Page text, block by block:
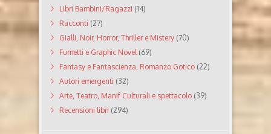
Libri Bambini/Ragazzi (14)
Racconti (27)
Gialli, Noir, Horror, Thriller e Mistery (70)
Fumetti e Graphic Novel(69)
Fantasy e Fantascienza, Romanzo Gotico (22)
Autori emergenti (32)
Arte, Teatro, Manif Culturali e spettacolo (39)
Recensioni libri (294)